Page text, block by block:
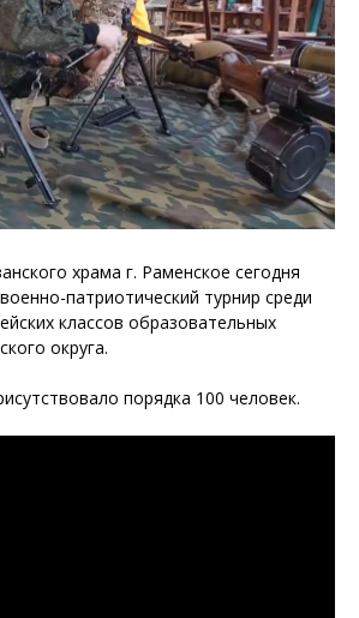
храма г. Раменское сегодня
патриотический турнир среди
классов образовательных
округа.
порядка 100 человек.